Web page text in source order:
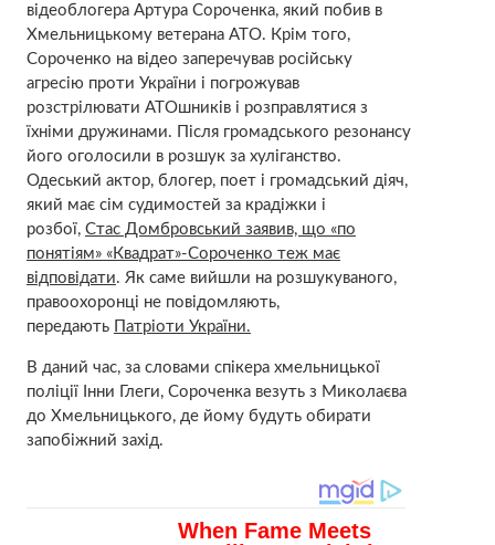
відеоблогера Артура Сороченка, який побив в
Хмельницькому ветерана АТО. Крім того,
Сороченко на відео заперечував російську
агресію проти України і погрожував
розстрілювати АТОшників і розправлятися з
їхніми дружинами. Після громадського резонансу
його оголосили в розшук за хуліганство.
Одеський актор, блогер, поет і громадський діяч,
який має сім судимостей за крадіжки і
розбої, Стас Домбровський заявив, що «по
понятіям» «Квадрат»-Сороченко теж має
відповідати. Як саме вийшли на розшукуваного,
правоохоронці не повідомляють,
передають Патріоти України.
В даний час, за словами спікера хмельницької
поліції Інни Глеги, Сороченка везуть з Миколаєва
до Хмельницького, де йому будуть обирати
запобіжний захід.